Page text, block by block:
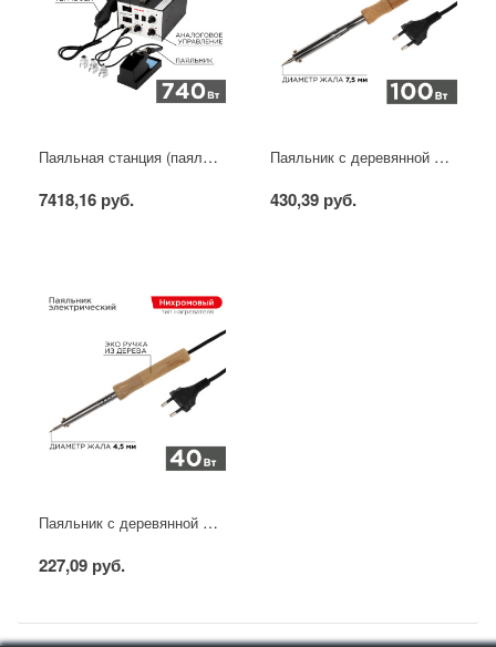
Паяльная станция (паяльник + фен), модель R852AD+, 100-500°C, LED дисплей REXANT
7418,16 руб.
Паяльник с деревянной ручкой, серия WOOD, 100Вт, 230В, блистер PROconnect
430,39 руб.
Паяльник с деревянной ручкой, серия WOOD, 40Вт, 230В, блистер PROconnect
227,09 руб.